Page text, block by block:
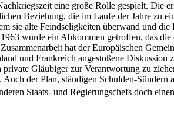
eine große Rolle gespielt. Die
Beziehung, die im Laufe der Jahre zu
sie alte Feindseligkeiten überwand und
wurde ein Abkommen getroffen, das
hat der Europäischen
und Frankreich angestoßene
Gläubiger zur Verantwortung zu
der Plan, ständigen Schulden-
Staats- und Regierungschefs doch